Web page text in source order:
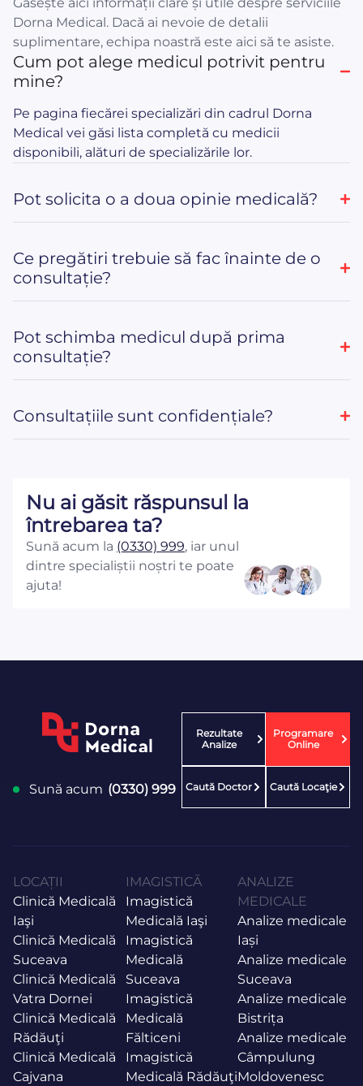
Dorna Medical. Dacă ai nevoie de detalii
suplimentare, echipa noastră este aici să te asiste.
Cum pot alege medicul potrivit pentru
mine?
Pe pagina fiecărei specializări din cadrul Dorna
Medical vei găsi lista completă cu medicii
disponibili, alături de specializările lor.
Pot solicita o a doua opinie medicală?
Ce pregătiri trebuie să fac înainte de o
consultație?
Pot schimba medicul după prima
consultație?
Consultațiile sunt confidențiale?
Nu ai găsit răspunsul la
întrebarea ta?
Sună acum la (0330) 999, iar unul
dintre specialiștii noștri te poate
ajuta!
Sună acum (0330) 999
Rezultate
Analize
Programare
Online
Caută Doctor Caută Locaţie
LOCAȚII
Clinică Medicală
Iaşi
Clinică Medicală
Suceava
Clinică Medicală
Vatra Dornei
Clinică Medicală
Rădăuţi
Clinică Medicală
Cajvana
IMAGISTICĂ
Imagistică
Medicală Iaşi
Imagistică
Medicală
Suceava
Imagistică
Medicală
Fălticeni
Imagistică
Medicală Rădăuţi
ANALIZE
MEDICALE
Analize medicale
Iași
Analize medicale
Suceava
Analize medicale
Bistrița
Analize medicale
Câmpulung
Moldovenesc